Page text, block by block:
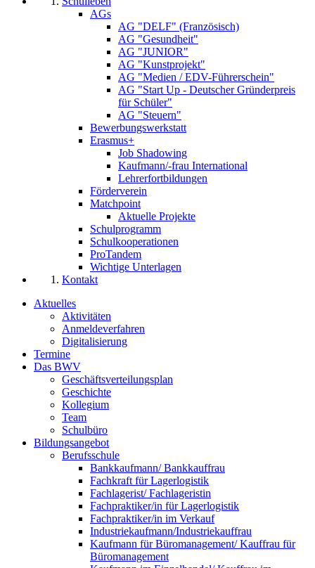
AGs
AG "DELF" (Französisch)
AG "Gesundheit"
AG "JUNIOR"
AG "Kunstprojekt"
AG "Medien / EDV-Führerschein"
AG "Start Up - Deutscher Gründerpreis
für Schüler"
AG "Steuern"
Bewerbungswerkstatt
Erasmus+
Job Shadowing
Kaufmann/-frau International
Lehrerfortbildungen
Förderverein
Matchpoint
Aktuelle Projekte
Schulprogramm
Schulkooperationen
ProTandem
Wichtige Unterlagen
Kontakt
Aktuelles
Aktivitäten
Anmeldeverfahren
Digitalisierung
Termine
Das BWV
Geschäftsverteilungsplan
Geschichte
Kollegium
Team
Schulbüro
Bildungsangebot
Berufsschule
Bankkaufmann/ Bankkauffrau
Fachkraft für Lagerlogistik
Fachlagerist/ Fachlageristin
Fachpraktiker/in für Lagerlogistik
Fachpraktiker/in im Verkauf
Industriekaufmann/Industriekauffrau
Kaufmann für Büromanagement/ Kauffrau für
Büromanagement